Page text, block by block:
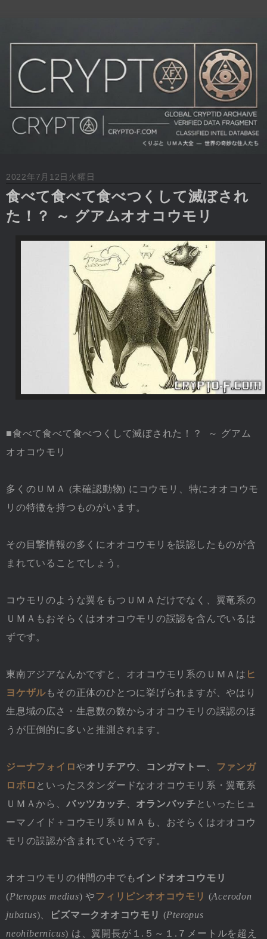
2022年7月12日火曜日
食べて食べて食べつくして滅ぼされ
た！？ ～ グアムオオコウモリ
■食べて食べて食べつくして滅ぼされた！？ ～ グアム
オオコウモリ
多くのＵＭＡ (未確認動物) にコウモリ、特にオオコウモ
リの特徴を持つものがいます。
その目撃情報の多くにオオコウモリを誤認したものが含
まれていることでしょう。
コウモリのような翼をもつＵＭＡだけでなく、翼竜系の
ＵＭＡもおそらくはオオコウモリの誤認を含んでいるは
ずです。
東南アジアなんかですと、オオコウモリ系のＵＭＡは ヒ
ヨケザルもその正体のひとつに挙げられますが、やはり
生息域の広さ・生息数の数からオオコウモリの誤認のほ
うが圧倒的に多いと推測されます。
ジーナフォイロやオリチアウ コンガマトー
ファンガ
ロボロ といったスタンダードなオオコウモリ系・翼竜系
ＵＭＡから、 バッツカッチ オランバッチ といったヒュ
ーマノイド＋コウモリ系ＵＭＡも、おそらくはオオコウ
モリの誤認が含まれていそうです。
オオコウモリの仲間の中でもインドオオコウモリ
(Pteropus medius) やフィリピンオオコウモリ (Acerodon
jubatus)、 ビズマークオオコウモリ (Pteropus
neohibernicus) は、翼開長が１.５～１.７メートルを超え